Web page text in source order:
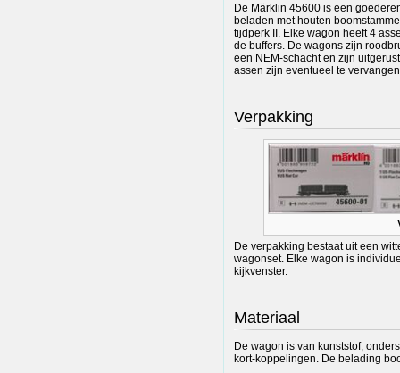
De Märklin 45600 is een
beladen met houten
tijdperk II. Elke wagon heeft 4
de buffers. De wagons zijn
een NEM-schacht en zijn
assen zijn eventueel te
Verpakking
De verpakking bestaat uit een
wagonset. Elke wagon is
kijkvenster.
Materiaal
De wagon is van kunststof,
kort-koppelingen. De belading